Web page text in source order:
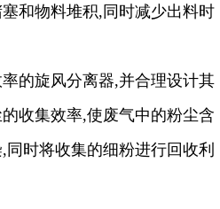
和物料堆积,同时减少出料时
的旋风分离器,并合理设计其
收集效率,使废气中的粉尘含
时将收集的细粉进行回收利